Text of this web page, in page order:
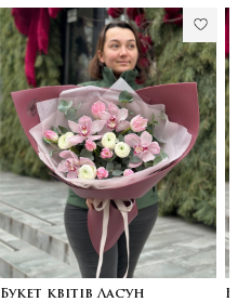
Букет квітів Ласун